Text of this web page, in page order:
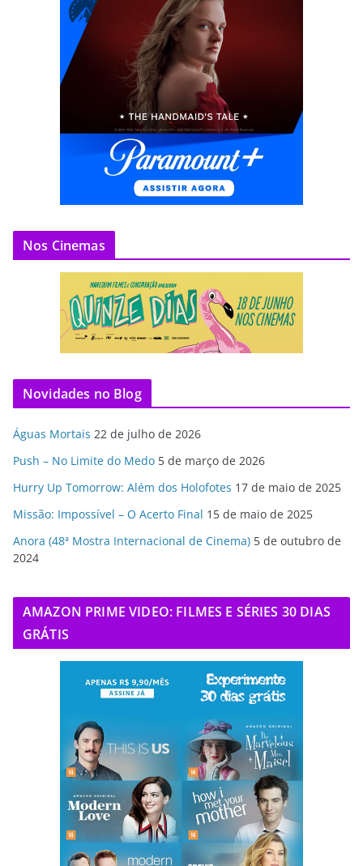
Nos Cinemas
Novidades no Blog
Águas Mortais 22 de julho de 2026
Push – No Limite do Medo 5 de março de 2026
Hurry Up Tomorrow: Além dos Holofotes 17 de maio de 2025
Missão: Impossível – O Acerto Final 15 de maio de 2025
Anora (48ª Mostra Internacional de Cinema) 5 de outubro de
2024
AMAZON PRIME VIDEO: FILMES E SÉRIES 30 DIAS
GRÁTIS